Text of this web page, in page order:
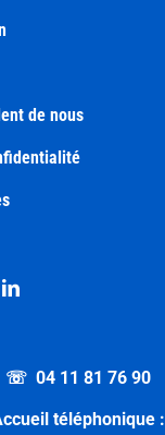
de nous
☏ 04 11 81 76 90
téléphonique :